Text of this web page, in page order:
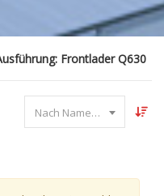
Frontlader Q630
Nach Name sortieren